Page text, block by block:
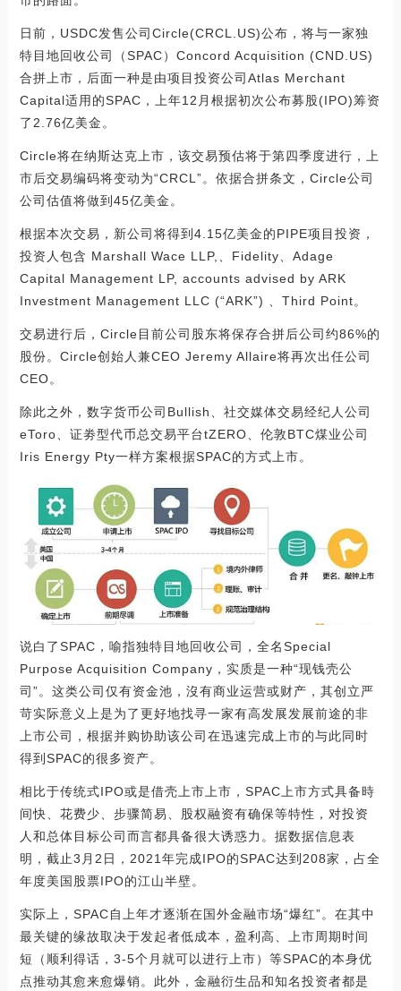
日前，USDC发售公司Circle(CRCL.US)公布，将与一家独
特目地回收公司（SPAC）Concord Acquisition (CND.US)
合拼上市，后面一种是由项目投资公司Atlas Merchant
Capital适用的SPAC，上年12月根据初次公布募股(IPO)筹资
了2.76亿美金。
Circle将在纳斯达克上市，该交易预估将于第四季度进行，上
市后交易编码将变动为“CRCL”。依据合拼条文，Circle公司
公司估值将做到45亿美金。
根据本次交易，新公司将得到4.15亿美金的PIPE项目投资，
投资人包含 Marshall Wace LLP,、Fidelity、Adage
Capital Management LP, accounts advised by ARK
Investment Management LLC (“ARK”) 、Third Point。
交易进行后，Circle目前公司股东将保存合拼后公司约86%的
股份。Circle创始人兼CEO Jeremy Allaire将再次出任公司
CEO。
除此之外，数字货币公司Bullish、社交媒体交易经纪人公司
eToro、证劵型代币总交易平台tZERO、伦敦BTC煤业公司
Iris Energy Pty一样方案根据SPAC的方式上市。
说白了SPAC，喻指独特目地回收公司，全名Special
Purpose Acquisition Company，实质是一种“现钱壳公
司”。这类公司仅有资金池，沒有商业运营或财产，其创立严
苛实际意义上是为了更好地找寻一家有高发展发展前途的非
上市公司，根据并购协助该公司在迅速完成上市的与此同时
得到SPAC的很多资产。
相比于传统式IPO或是借壳上市上市，SPAC上市方式具备時
间快、花费少、步骤简易、股权融资有确保等特性，对投资
人和总体目标公司而言都具备很大诱惑力。据数据信息表
明，截止3月2日，2021年完成IPO的SPAC达到208家，占全
年度美国股票IPO的江山半壁。
实际上，SPAC自上年才逐渐在国外金融市场“爆红”。在其中
最关键的缘故取决于发起者低成本，盈利高、上市周期时间
短（顺利得话，3-5个月就可以进行上市）等SPAC的本身优
点推动其愈来愈爆销。此外，金融衍生品和知名投资者都是